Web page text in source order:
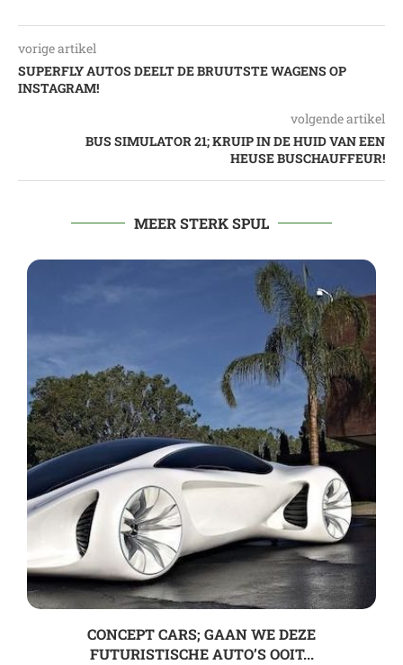
vorige artikel
SUPERFLY AUTOS DEELT DE BRUUTSTE WAGENS OP
INSTAGRAM!
volgende artikel
BUS SIMULATOR 21; KRUIP IN DE HUID VAN EEN
HEUSE BUSCHAUFFEUR!
MEER STERK SPUL
CONCEPT CARS; GAAN WE DEZE
FUTURISTISCHE AUTO’S OOIT...